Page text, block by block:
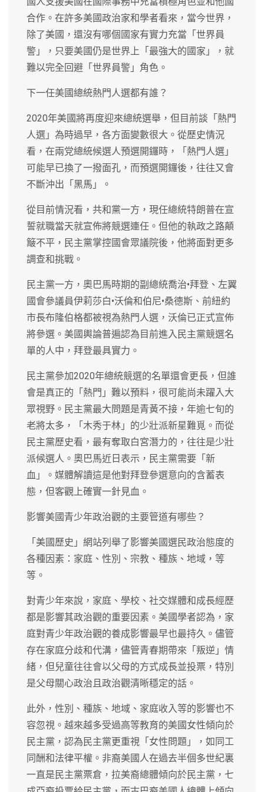
合作。在許多美國政治家和學者看來，當今世界，
除了美國，還沒有哪個國家有實力充當「世界員
警」，只要美國仍是世界上「最強大的國家」，就
難以完全回避「世界員警」角色。
下一任美國總統熱門人選都有誰？
2020年美國將再度迎來總統選舉，但目前談「熱門
人選」為時過早，各方面變數很大。從歷史情況
看，在兩党總統候選人預選開鑼時，「熱門人選」
可能早已換了一撥面孔，而預選開鑼後，往往又會
不斷沖出「黑馬」。
從目前情況看，共和黨一方，現任總統特朗普在宣
誓就職當天就宣佈將競選連任。但他的執政之路顛
簸不平，民主黨掌控國會眾議院後，他將面對更多
調查和挑戰。
民主黨一方，奧巴馬時期的副總統喬治•拜登、左翼
國會參議員伊莉莎白•沃倫和伯尼•桑德斯、前紐約
市長布隆伯格都被視為熱門人選，沃倫已正式宣佈
將參選。美國輿論普遍認為目前進入民主黨競選名
單的人中，拜登最具實力。
民主黨參加2020年總統競選的名單還會更長，但誰
會是真正的「熱門」難以預料，很可能尚未躍入大
眾視野。民主黨最大問題是青黃不接，年逾七旬的
老將太多，「木秀于林」的少壯派新星難覓。而從
民主黨歷史看，最有奪取白宮潛力的，往往是少壯
派候選人。奧巴馬近日表示，民主黨需要「新
血」。媒體解讀這是他對拜登參選意向的含蓄表
態，但客觀上確實一針見血。
影響美國青少年政治觀的主要管道有哪些？
「美國歷史」網站列舉了影響美國選民政治態度的
各種因素：家庭、性別、宗教、種族、地域，等
等。
對青少年來說，家庭、學校、社交媒體和成長經歷
都是影響其政治觀的重要因素。美國學者認為，家
庭對青少年政治觀的養成影響最早也最持久。儘管
存在家庭分歧和代溝，儘管青春期帶來「叛逆」情
緒，但兒童往往會以父母的方式成長並投票，特別
是父母關心政治且政治觀清晰穩定的話。
此外，性別、種族、地域、家庭收入等的影響也不
容忽視。越來越多受過高等教育的美國女性傾向於
民主黨，認為民主黨更重視「女性問題」，如同工
同酬和法律平權。非裔美國人在過去半個多世紀裏
一直是民主黨票倉，拉美裔總體傾向於民主黨，七